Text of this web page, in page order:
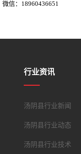
微信： 18960436651
行业资讯
汤阴县行业新闻
汤阴县行业动态
汤阴县行业技术